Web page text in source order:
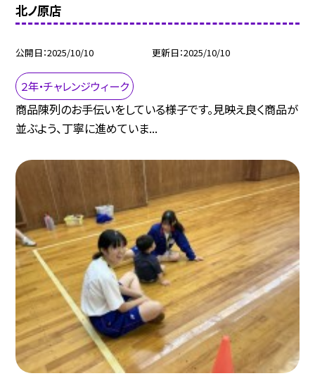
北ノ原店
公開日 2025/10/10 更新日 2025/10/10
２年・チャレンジウィーク
商品陳列のお手伝いをしている様子です。見映え良く商品が
並ぶよう、丁寧に進めていま...